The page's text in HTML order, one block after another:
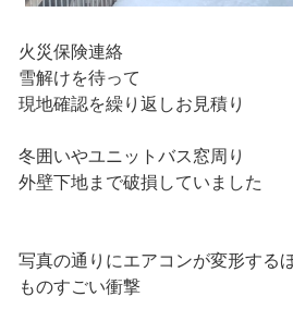
火災保険連絡
雪解けを待って
現地確認を繰り返しお見積り
冬囲いやユニットバス窓周り
外壁下地まで破損していました
写真の通りにエアコンが変形する
ものすごい衝撃